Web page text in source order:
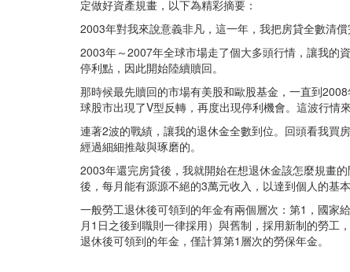
定做好資產規畫，以下為精彩摘要：
2003年對我來說意義非凡，這一年，我把房貸全數清
2003年～2007年全球市場走了個大多頭行情，讓我的
停利點，因此開始陸續贖回。
那時候最先贖回的市場有美股和歐股基金，一直到
球股市出現了V型反轉，再度出現停利機會。這波行情
連著2波的戰績，讓我的退休金全數到位。回頭看我買
經過細細推敲與琢磨的。
2003年還完房貸後，我就開始在想退休金該怎麼規畫
後，每月能有源源不絕的3萬元收入，以達到個人的基本
一般勞工退休後可領到的年金有兩個層次：第1，國家
月1日之後到職則一律採用）與舊制，採用新制的勞工
退休後可領到的年金，僅計算第1層次的勞保年金。